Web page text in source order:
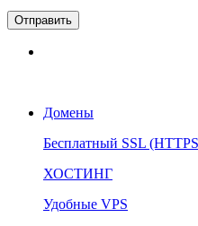
Домены
Бесплатный SSL
ХОСТИНГ
Удобные VPS